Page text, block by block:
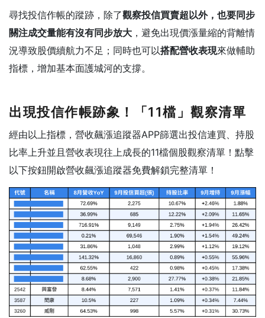
尋找投信作帳的蹤跡，除了觀察投信買賣超以外，也要同步
關注成交量能有沒有同步放大 ，避免出現價漲量縮的背離情
況導致股價續航力不足；同時也可以搭配營收表現來做輔助
指標，增加基本面護城河的支撐。
出現投信作帳跡象！「11檔」觀察清單
經由以上指標，營收飆漲追蹤器APP篩選出投信連買、持股
比率上升並且營收表現往上成長的11檔個股觀察清單！點擊
以下按鈕開啟營收飆漲追蹤器免費解鎖完整清單！